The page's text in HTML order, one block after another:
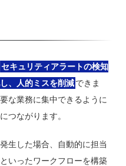
セキュリティアラートの検知
、人的ミスを削減できま
な業務に集中できるように
つながります。
生した場合、自動的に担当
いったワークフローを構築